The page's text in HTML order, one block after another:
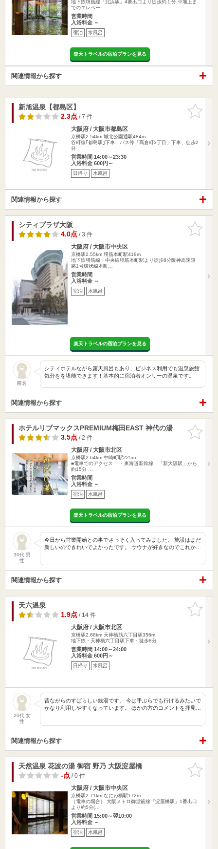
地下鉄堺筋線「北浜駅」4番出口より徒歩約１分 ※地上ま
でのエレベー…
営業時間
入浴料金 ～
宿泊 水風呂
楽天トラベルの宿泊プランを見る
関連情報から探す
お気に入
りに追加
新旭温泉【都島区】
2.3点/ 7 件
大阪府 / 大阪市都島区
京橋駅2.54km 城北公園通駅484m
谷町線｢都島駅｣下車 バス停「高倉町3丁目」下車、徒歩2
分
営業時間 14:00～23:30
入浴料金 600円～
日帰り 水風呂
関連情報から探す
お気に入
りに追加
シティプラザ大阪
4.0点/ 3 件
大阪府 / 大阪市中央区
京橋駅2.55km 堺筋本町駅419m
地下鉄堺筋線・中央線境筋本町駅より徒歩6分阪神高速道
路1号環状線本町…
営業時間
入浴料金 ～
宿泊 水風呂
楽天トラベルの宿泊プランを見る
匿名
シティホテルながら露天風呂もあり、ビジネス利用でも温泉旅館
気分をを堪能できます！基本的に宿泊者オンリーの温泉です。
関連情報から探す
お気に入
りに追加
ホテルリブマックスPREMIUM梅田EAST 神代の湯
3.5点/ 2 件
大阪府 / 大阪市北区
京橋駅2.64km 中崎町駅225m
■電車でのアクセス ・東海道新幹線 「新大阪駅」から
約15分 …
営業時間
入浴料金 ～
宿泊 水風呂
楽天トラベルの宿泊プランを見る
30代 男
性
今日から営業開始との事でさっそく入ってみました。 施設はまだ
新しいのできれいでよかったです。 サウナが好きなのでこれか…
関連情報から探す
お気に入
りに追加
天六温泉
1.9点/ 14 件
大阪府 / 大阪市北区
京橋駅2.68km 天神橋筋六丁目駅356m
地下鉄・天神橋六丁目駅下車・徒歩8分
営業時間 14:00～24:00
入浴料金 600円～
日帰り 水風呂
20代 女
性
昔ながらのすばらしい銭湯です。 今は手ぶらでも行けるみたいで
かなり利用しやすくなっています。 ほかの方のコメントを拝見…
関連情報から探す
お気に入
りに追加
天然温泉 花波の湯 御宿 野乃 大阪淀屋橋
-点/ 0 件
大阪府 / 大阪市中央区
京橋駅2.71km なにわ橋駅172m
［電車の場合］ 大阪メトロ御堂筋線「淀屋橋駅」1番出口
より約5分(…
営業時間 15:00～翌10:00
入浴料金 ～
宿泊 水風呂